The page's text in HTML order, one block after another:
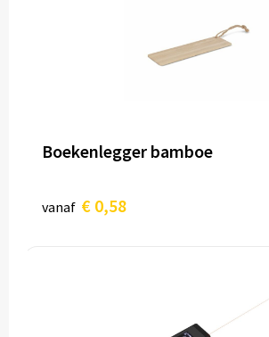
Boekenlegger bamboe
vanaf € 0,58